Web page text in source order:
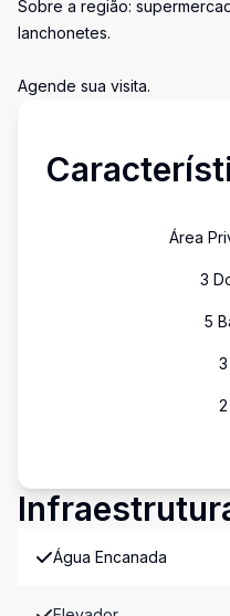
Sobre a região:
lanchonetes.
Agende sua visita.
Área
3
5
3
2
Água Encanada